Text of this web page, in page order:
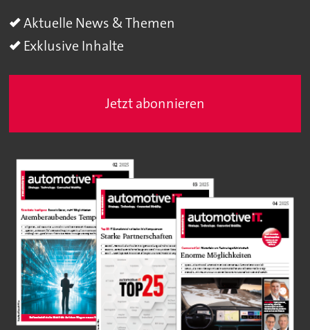
Aktuelle News & Themen
Exklusive Inhalte
Jetzt abonnieren